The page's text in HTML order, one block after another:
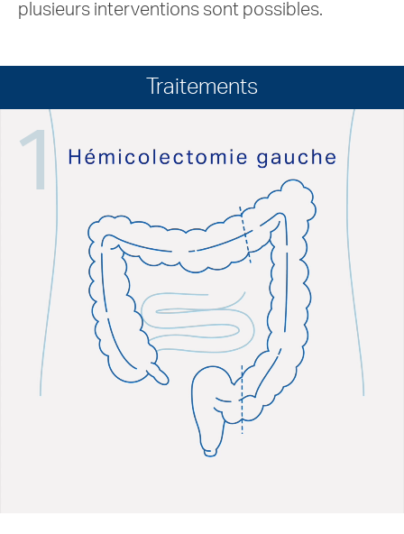
plusieurs interventions sont possibles.
Traitements
1